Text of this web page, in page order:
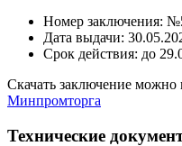
Номер заключения:
Дата выдачи:
Срок действия: до
Скачать заключение можно
Минпромторга
Технические